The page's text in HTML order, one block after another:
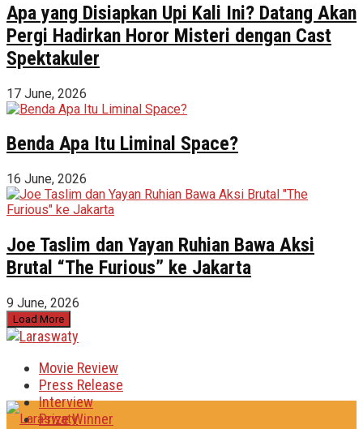
Apa yang Disiapkan Upi Kali Ini? Datang Akan
Pergi Hadirkan Horor Misteri dengan Cast
Spektakuler
17 June, 2026
Benda Apa Itu Liminal Space?
16 June, 2026
Joe Taslim dan Yayan Ruhian Bawa Aksi
Brutal “The Furious” ke Jakarta
9 June, 2026
Load More
Movie Review
Press Release
Interview
Prize Winner